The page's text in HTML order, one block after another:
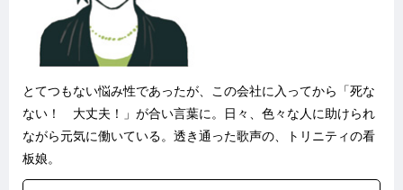
とてつもない悩み性であったが、この会社に入ってから「死な
ない！ 大丈夫！」が合い言葉に。日々、色々な人に助けられ
ながら元気に働いている。透き通った歌声の、トリニティの看
板娘。